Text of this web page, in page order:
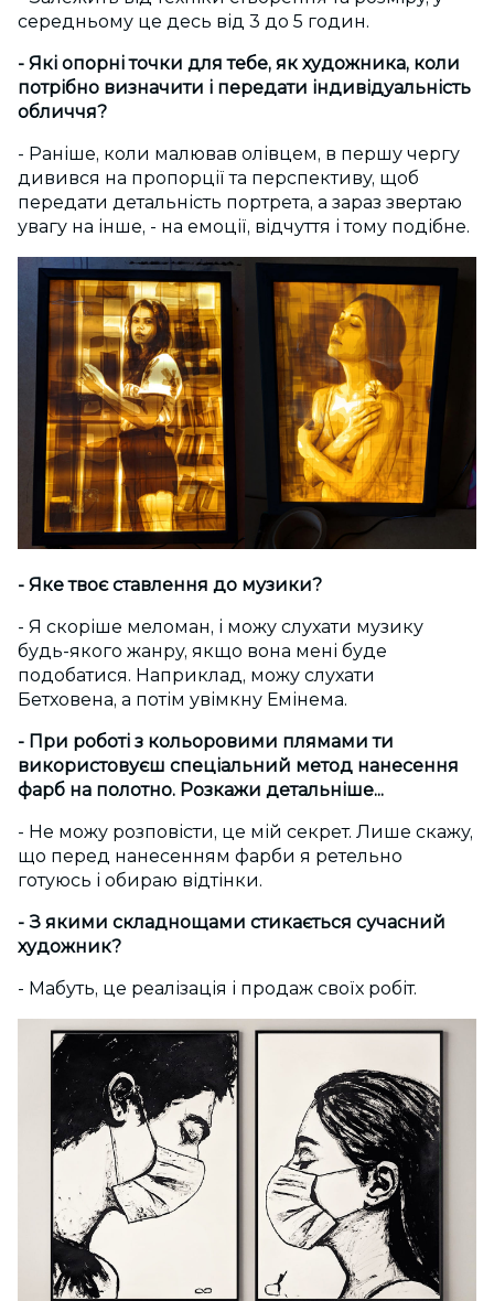
середньому це десь від 3 до 5 годин.
- Які опорні точки для тебе, як художника, коли
потрібно визначити і передати індивідуальність
обличчя?
- Раніше, коли малював олівцем, в першу чергу
дивився на пропорції та перспективу, щоб
передати детальність портрета, а зараз звертаю
увагу на інше, - на емоції, відчуття і тому подібне.
- Яке твоє ставлення до музики?
- Я скоріше меломан, і можу слухати музику
будь-якого жанру, якщо вона мені буде
подобатися. Наприклад, можу слухати
Бетховена, а потім увімкну Емінема.
- При роботі з кольоровими плямами ти
використовуєш спеціальний метод нанесення
фарб на полотно. Розкажи детальніше...
- Не можу розповісти, це мій секрет. Лише скажу,
що перед нанесенням фарби я ретельно
готуюсь і обираю відтінки.
- З якими складнощами стикається сучасний
художник?
- Мабуть, це реалізація і продаж своїх робіт.